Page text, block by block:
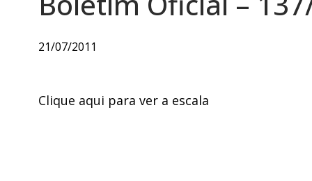
21/07/2011
Clique aqui para ver a escala